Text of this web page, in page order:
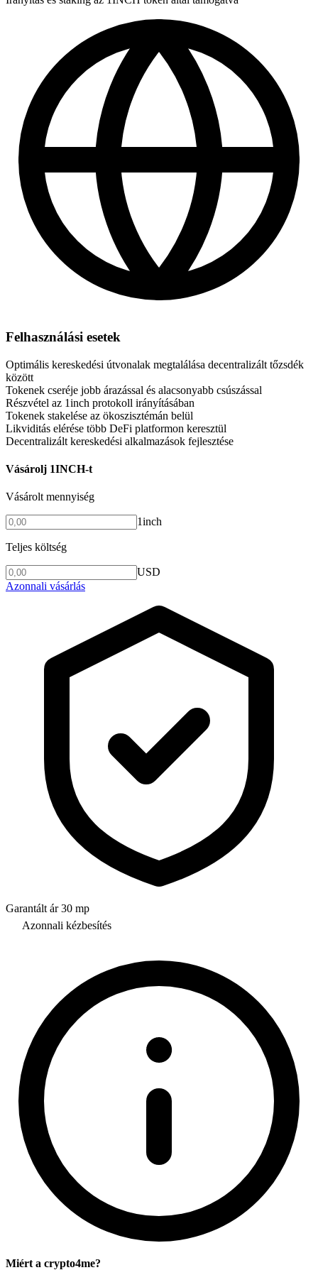
Felhasználási esetek
Optimális kereskedési útvonalak megtalálása decentralizált tőzsdék
között
Tokenek cseréje jobb árazással és alacsonyabb csúszással
Részvétel az 1inch protokoll irányításában
Tokenek stakelése az ökoszisztémán belül
Likviditás elérése több DeFi platformon keresztül
Decentralizált kereskedési alkalmazások fejlesztése
Vásárolj 1INCH-t
Vásárolt mennyiség
1inch
Teljes költség
USD
Azonnali vásárlás
Garantált ár 30 mp
Azonnali kézbesítés
Miért a crypto4me?